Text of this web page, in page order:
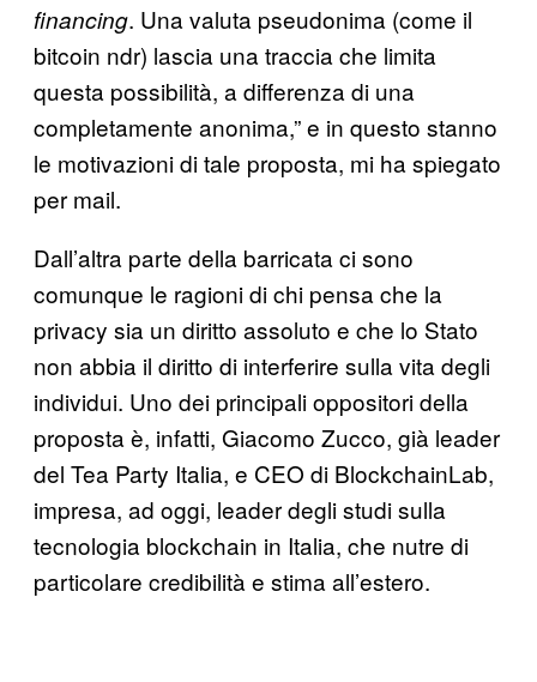
financing. Una valuta pseudonima (come il
bitcoin ndr) lascia una traccia che limita
questa possibilità, a differenza di una
completamente anonima,” e in questo stanno
le motivazioni di tale proposta, mi ha spiegato
per mail.
Dall’altra parte della barricata ci sono
comunque le ragioni di chi pensa che la
privacy sia un diritto assoluto e che lo Stato
non abbia il diritto di interferire sulla vita degli
individui. Uno dei principali oppositori della
proposta è, infatti, Giacomo Zucco, già leader
del Tea Party Italia, e CEO di BlockchainLab,
impresa, ad oggi, leader degli studi sulla
tecnologia blockchain in Italia, che nutre di
particolare credibilità e stima all’estero.